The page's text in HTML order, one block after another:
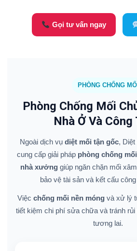
Gọi tư vấn ngay
PHÒNG CHỐNG MỐI
Phòng Chống Mối
Nhà Ở Và Công
Ngoài dịch vụ diệt mối tận gốc, Diệt
cung cấp giải pháp phòng chống
nhà xưởng giúp ngăn chặn mối
bảo vệ tài sản và kết cấu
Việc chống mối nền móngvà xử lý
tiết kiệm chi phí sửa chữa và tránh rủi
tương lai.